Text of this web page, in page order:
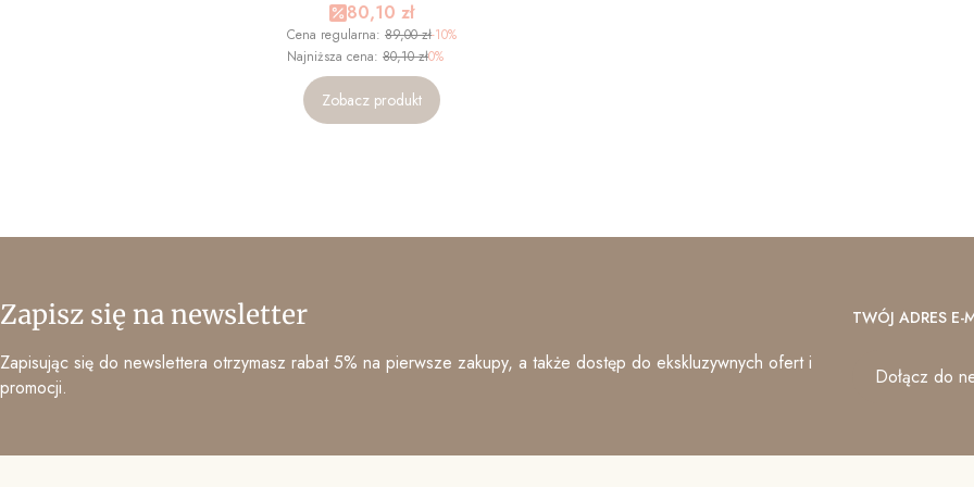
Cena promocyjna
80,10 zł
Cena regularna: 89,00 zł-10%
Najniższa cena: 80,10 zł0%
Zobacz produkt
Zapisz się na newsletter
Zapisując się do newslettera otrzymasz rabat 5% na pierwsze zakupy, a także dostęp do ekskluzywnych ofert i
promocji.
TWÓJ ADRES E-
Dołącz do